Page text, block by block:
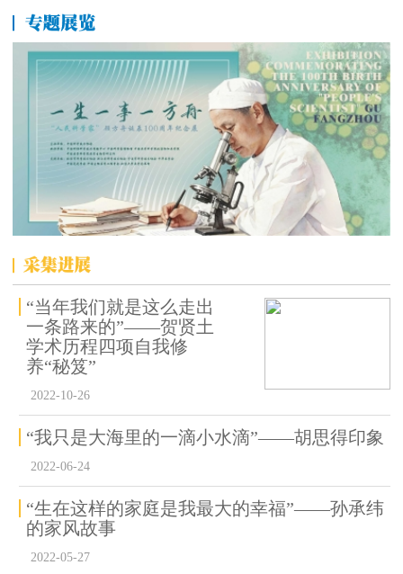
“当年我们就是这么走出
一条路来的”——贺贤土
学术历程四项自我修
养“秘笈”
2022-10-26
“我只是大海里的一滴小水滴”——胡思得印象
2022-06-24
“生在这样的家庭是我最大的幸福”——孙承纬
的家风故事
2022-05-27